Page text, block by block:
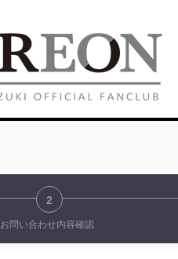
2
お問い合わせ内容確認